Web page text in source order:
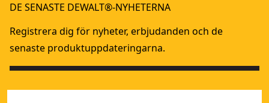
DE SENASTE DEWALT®-NYHETERNA
Registrera dig för nyheter, erbjudanden och de
senaste produktuppdateringarna.